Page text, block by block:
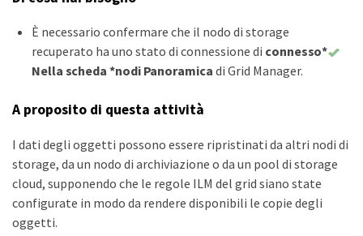
È necessario confermare che il nodo di storage
recuperato ha uno stato di connessione di connesso*
Nella scheda *nodi Panoramica di Grid Manager.
A proposito di questa attività
I dati degli oggetti possono essere ripristinati da altri nodi di
storage, da un nodo di archiviazione o da un pool di storage
cloud, supponendo che le regole ILM del grid siano state
configurate in modo da rendere disponibili le copie degli
oggetti.